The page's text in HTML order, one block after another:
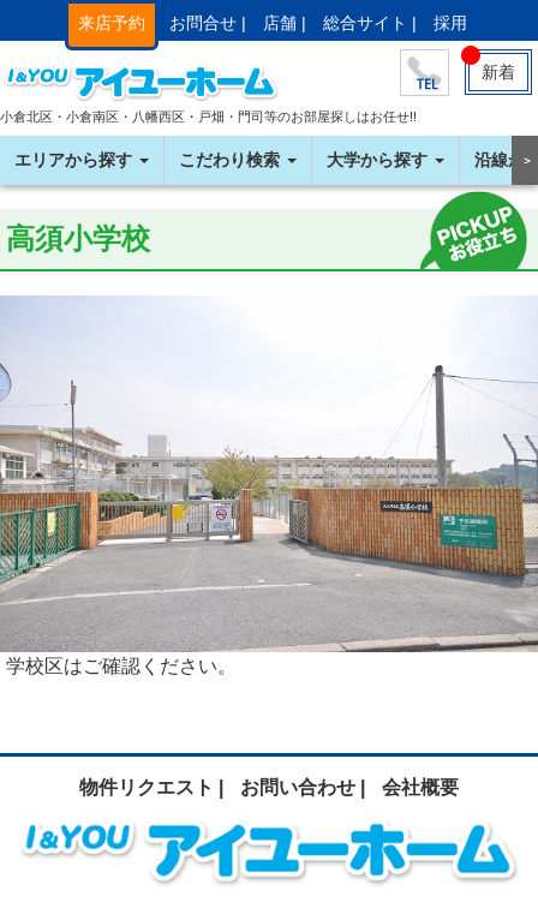
来店予約 お問合せ | 店舗 | 総合サイト | 採用
新着
小倉北区・小倉南区・八幡西区・戸畑・門司等のお部屋探しはお任せ!!
エリアから探す こだわり検索 大学から探す 沿線か＞
高須小学校
学校区はご確認ください。
物件リクエスト | お問い合わせ | 会社概要